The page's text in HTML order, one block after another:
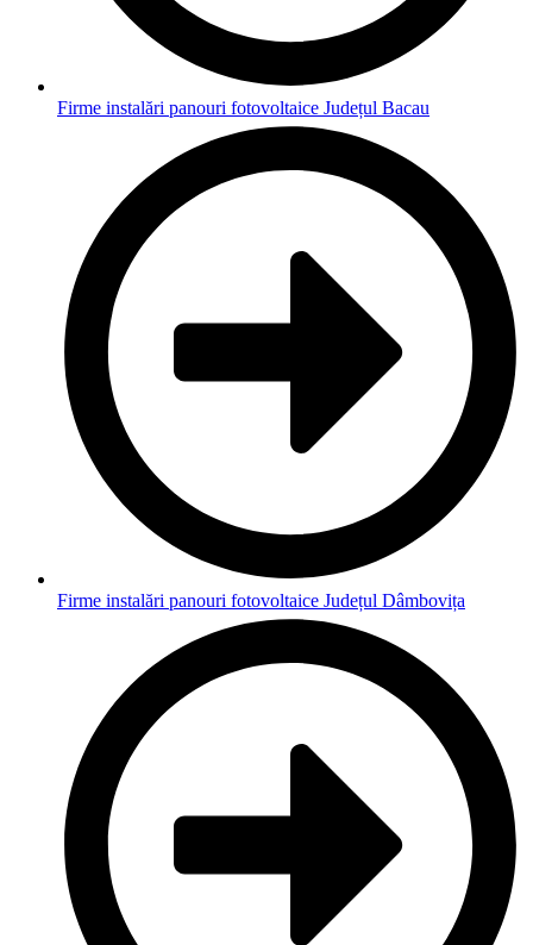
Firme instalări panouri fotovoltaice Județul Bacau
Firme instalări panouri fotovoltaice Județul Dâmbovița